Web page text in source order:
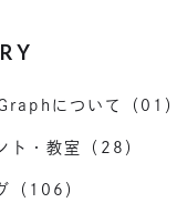
について（01）
ト・教室（28）
（106）